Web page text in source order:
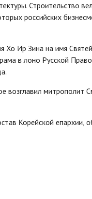
Строительство
российских
Хо Ир Зина на имя
в лоно Русской
возглавил митрополит
Корейской епархии,